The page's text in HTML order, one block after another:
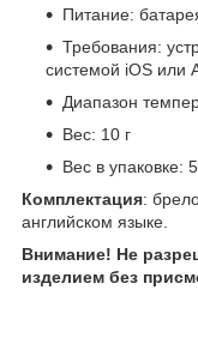
Питание:
Требования:
системой iOS или
Диапазон
Вес: 10 г
Вес в упаковке:
Комплектация:
английском языке.
Внимание! Не
изделием без